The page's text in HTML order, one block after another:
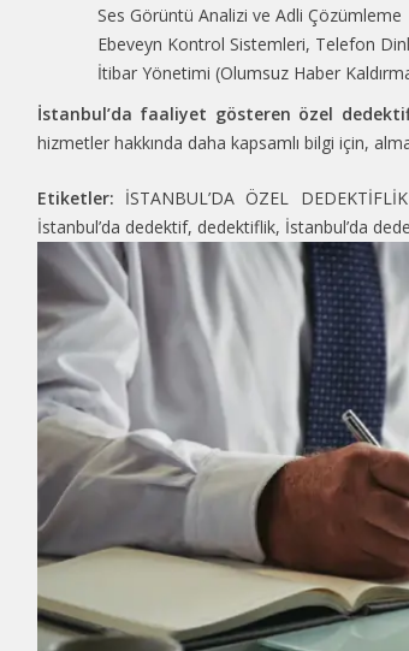
Ses Görüntü Analizi ve Adli Çözümleme
Ebeveyn Kontrol Sistemleri, Telefon
İtibar Yönetimi (Olumsuz Haber
İstanbul’da faaliyet gösteren özel
hizmetler hakkında daha kapsamlı bilgi için,
Etiketler: İSTANBUL’DA ÖZEL
İstanbul’da dedektif, dedektiflik, İstanbul’da